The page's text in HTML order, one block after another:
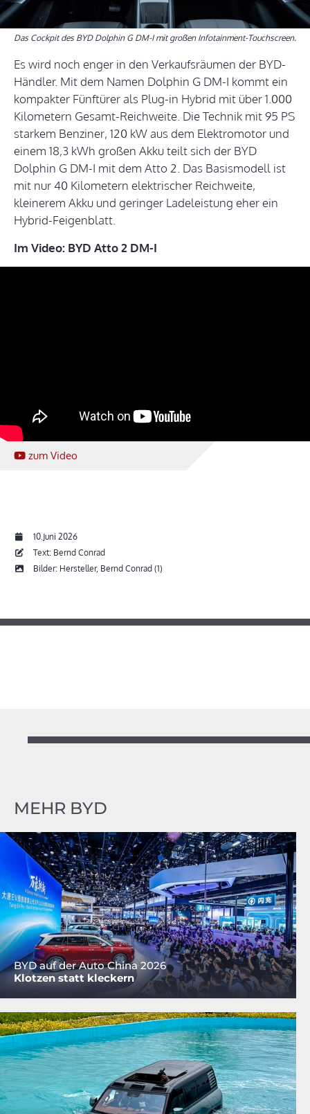
Das Cockpit des BYD Dolphin G DM-I mit großen Infotainment-Touchscreen.
Es wird noch enger in den Verkaufsräumen der BYD-
Händler. Mit dem Namen Dolphin G DM-I kommt ein
kompakter Fünftürer als Plug-in Hybrid mit über 1.000
Kilometern Gesamt-Reichweite. Die Technik mit 95 PS
starkem Benziner, 120 kW aus dem Elektromotor und
einem 18,3 kWh großen Akku teilt sich der BYD
Dolphin G DM-I mit dem Atto 2. Das Basismodell ist
mit nur 40 Kilometern elektrischer Reichweite,
kleinerem Akku und geringer Ladeleistung eher ein
Hybrid-Feigenblatt.
Im Video: BYD Atto 2 DM-I
zum Video
10.Juni 2026
Text: Bernd Conrad
Bilder: Hersteller, Bernd Conrad (1)
MEHR BYD
BYD auf der Auto China 2026
Klotzen statt kleckern